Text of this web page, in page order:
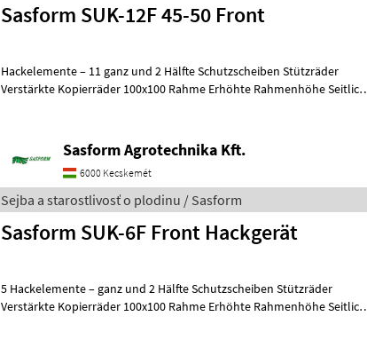
Sasform SUK-12F 45-50 Front
Hackelemente – 11 ganz und 2 Hälfte Schutzscheiben Stützräder
Verstärkte Kopierräder 100x100 Rahme Erhöhte Rahmenhöhe Seitlich
Sasform Agrotechnika Kft.
6000 Kecskemét
Sejba a starostlivosť o plodinu / Sasform
Sasform SUK-6F Front Hackgerät
5 Hackelemente – ganz und 2 Hälfte Schutzscheiben Stützräder
Verstärkte Kopierräder 100x100 Rahme Erhöhte Rahmenhöhe Seitlich